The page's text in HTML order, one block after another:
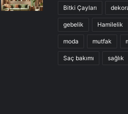
Bitki Çayları
gebelik Hamilelik
moda mutfak
Saç bakımı sağlık